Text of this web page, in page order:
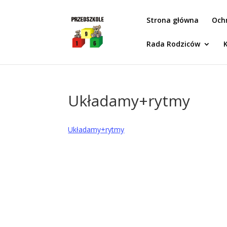
Strona główna
Rada Rodziców
Układamy+rytmy
Układamy+rytmy